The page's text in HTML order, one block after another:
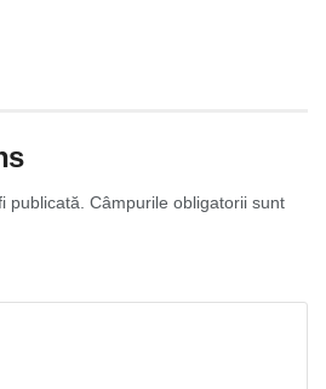
publicată. Câmpurile obligatorii sunt